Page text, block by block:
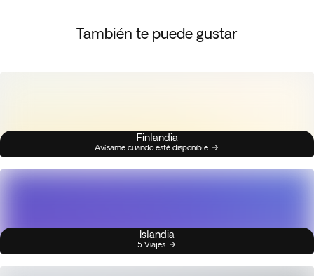
También te puede gustar
Finlandia
Avísame cuando esté disponible
Islandia
5 Viajes